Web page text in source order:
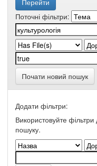
Поточні фільтри:
Почати новий пошук
Додати фільтри:
Використовуйте фільтри
пошуку.